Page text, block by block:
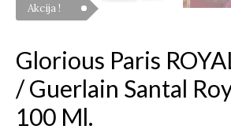
Akcija !
Glorious Paris
/ Guerlain Santal
100 Ml.